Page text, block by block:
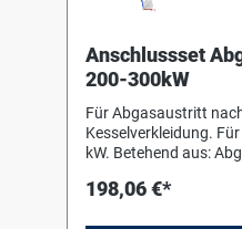
Anschlussset
200-300kW
Für Abgasaustritt
Kesselverkleidung.
kW. Betehend aus:
Befestigungsmaterial
198,06 €*